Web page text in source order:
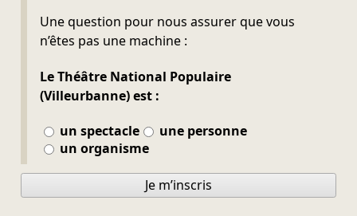
Une question pour nous assurer que vous
n’êtes pas une machine :
Le Théâtre National Populaire
(Villeurbanne) est :
un spectacle
une personne
un organisme
Ne pas remplir
Je m’inscris